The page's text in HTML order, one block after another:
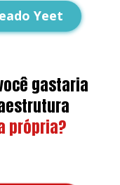
Yeet
gastaria
própria?